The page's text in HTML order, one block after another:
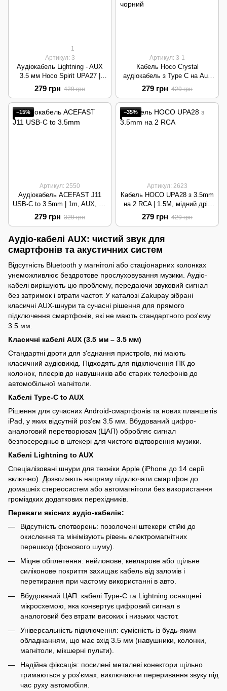
1
Артикул: 3
Аудіокабель Lightning - AUX
3.5 мм Hoco Spirit UPA27 |
1.2м, TPU | Black
279 грн 429 грн
Артикул: 3-1
Кабель Hoco Crystal
аудіокабель з Type C на Aux
UPA27 |1.2M| Black
279 грн 429 грн
−15%
Артикул: 2550
Аудіокабель ACEFAST J11
USB-C to 3.5mm | 1m, AUX, Hi-
Fi | Black
279 грн 329 грн
−35%
Артикул: 2623
Кабель HOCO UPA28 з 3.5mm
на 2 RCA | 1.5M, мідний дріт
3C100.1, товщина OD3.5 мм |
Black
279 грн 429 грн
Аудіо-кабелі AUX: чистий звук для
смартфонів та акустичних систем
Відсутність Bluetooth у магнітолі або стаціонарних колонках
унеможливлює бездротове прослуховування музики. Аудіо-
кабелі вирішують цю проблему, передаючи звуковий сигнал
без затримок і втрати частот. У каталозі Zakupay зібрані
класичні AUX-шнури та сучасні рішення для прямого
підключення смартфонів, які не мають стандартного роз'єму
3.5 мм.
Класичні кабелі AUX (3.5 мм – 3.5 мм)
Стандартні дроти для з'єднання пристроїв, які мають
класичний аудіовихід. Підходять для підключення ПК до
колонок, плеєрів до навушників або старих телефонів до
автомобільної магнітоли.
Кабелі Type-C to AUX
Рішення для сучасних Android-смартфонів та нових планшетів
iPad, у яких відсутній роз'єм 3.5 мм. Вбудований цифро-
аналоговий перетворювач (ЦАП) обробляє сигнал
безпосередньо в штекері для чистого відтворення музики.
Кабелі Lightning to AUX
Спеціалізовані шнури для техніки Apple (iPhone до 14 серії
включно). Дозволяють напряму підключати смартфон до
домашніх стереосистем або автомагнітоли без використання
громіздких додаткових перехідників.
Переваги якісних аудіо-кабелів:
Відсутність спотворень: позолочені штекери стійкі до
окислення та мінімізують рівень електромагнітних
перешкод (фонового шуму).
Міцне обплетення: нейлонове, кевларове або щільне
силіконове покриття захищає кабель від заломів і
перетирання при частому використанні в авто.
Вбудований ЦАП: кабелі Type-C та Lightning оснащені
мікросхемою, яка конвертує цифровий сигнал в
аналоговий без втрати високих і низьких частот.
Універсальність підключення: сумісність із будь-яким
обладнанням, що має вхід 3.5 мм (навушники, колонки,
магнітоли, мікшерні пульти).
Надійна фіксація: посилені металеві конектори щільно
тримаються у роз'ємах, виключаючи переривання звуку під
час руху автомобіля.